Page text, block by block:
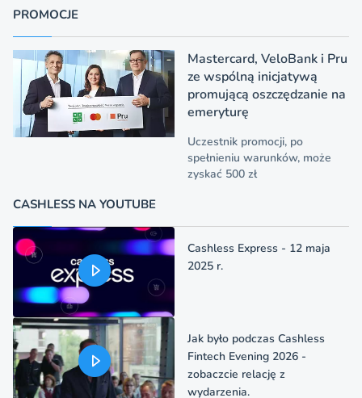
PROMOCJE
Mastercard, VeloBank i Pru
ze wspólną inicjatywą
promującą oszczędzanie na
emeryturę
Uczestnik promocji, po
spełnieniu warunków, może
zyskać 500 zł
CASHLESS NA YOUTUBE
Cashless Express - 12 maja
2025 r.
Jak było podczas Cashless
Fintech Evening 2026 -
zobaczcie relację z
wydarzenia.